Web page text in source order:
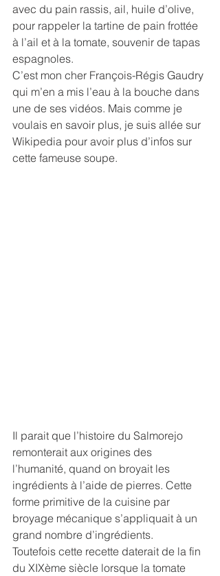
avec du pain rassis, ail, huile d’olive,
pour rappeler la tartine de pain frottée
à l’ail et à la tomate, souvenir de tapas
espagnoles.
C’est mon cher François-Régis Gaudry
qui m’en a mis l’eau à la bouche dans
une de ses vidéos. Mais comme je
voulais en savoir plus, je suis allée sur
Wikipedia pour avoir plus d’infos sur
cette fameuse soupe.
Il parait que l’histoire du Salmorejo
remonterait aux origines des
l’humanité, quand on broyait les
ingrédients à l’aide de pierres. Cette
forme primitive de la cuisine par
broyage mécanique s’appliquait à un
grand nombre d’ingrédients.
Toutefois cette recette daterait de la fin
du XIXème siècle lorsque la tomate